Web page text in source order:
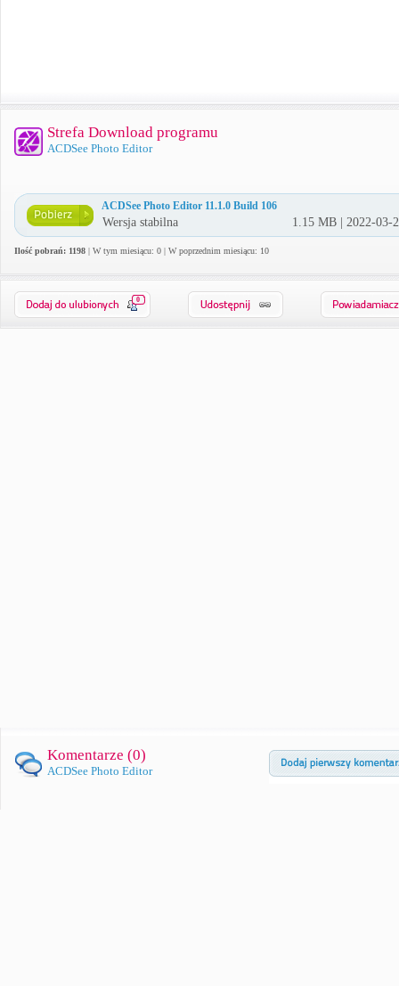
Strefa Download programu
ACDSee Photo Editor
ACDSee Photo Editor 11.1.0 Build 106
Wersja stabilna 1.15 MB | 2022-03-
Ilość pobrań: 1198 | W tym miesiącu: 0 | W poprzednim miesiącu: 10
0
Komentarze (0)
ACDSee Photo Editor